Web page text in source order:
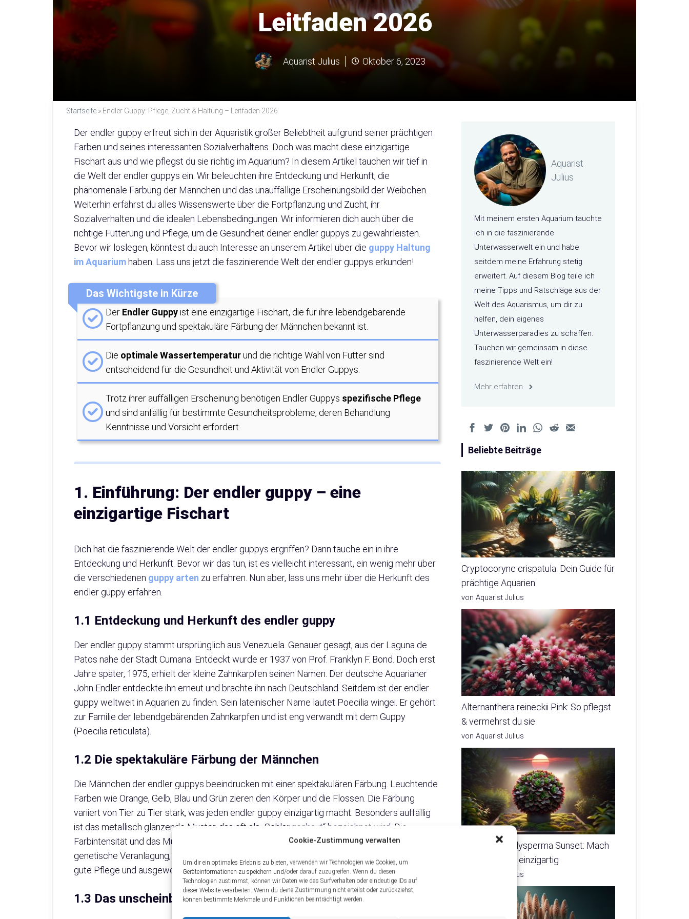
Cookie-Zustimmung verwalten
Um dir ein optimales Erlebnis zu bieten, verwenden wir Technologien wie Cookies, um
Geräteinformationen zu speichern und/oder darauf zuzugreifen. Wenn du diesen
Technologien zustimmst, können wir Daten wie das Surfverhalten oder eindeutige IDs auf
dieser Website verarbeiten. Wenn du deine Zustimmung nicht erteilst oder zurückziehst,
können bestimmte Merkmale und Funktionen beeinträchtigt werden.
Leitfaden 2026
Aquarist Julius Oktober 6, 2023
Startseite » Endler Guppy: Pflege, Zucht & Haltung – Leitfaden 2026
Der endler guppy erfreut sich in der Aquaristik großer Beliebtheit aufgrund seiner prächtigen
Farben und seines interessanten Sozialverhaltens. Doch was macht diese einzigartige
Fischart aus und wie pflegst du sie richtig im Aquarium? In diesem Artikel tauchen wir tief in
die Welt der endler guppys ein. Wir beleuchten ihre Entdeckung und Herkunft, die
phänomenale Färbung der Männchen und das unauffällige Erscheinungsbild der Weibchen.
Weiterhin erfährst du alles Wissenswerte über die Fortpflanzung und Zucht, ihr
Sozialverhalten und die idealen Lebensbedingungen. Wir informieren dich auch über die
richtige Fütterung und Pflege, um die Gesundheit deiner endler guppys zu gewährleisten.
Bevor wir loslegen, könntest du auch Interesse an unserem Artikel über die guppy Haltung
im Aquarium haben. Lass uns jetzt die faszinierende Welt der endler guppys erkunden!
Das Wichtigste in Kürze
Der Endler Guppyist eine einzigartige Fischart, die für ihre lebendgebärende
Fortpflanzung und spektakuläre Färbung der Männchen bekannt ist.
Die optimale Wassertemperaturund die richtige Wahl von Futter sind
entscheidend für die Gesundheit und Aktivität von Endler Guppys.
Trotz ihrer auffälligen Erscheinung benötigen Endler Guppys spezifische Pflege
und sind anfällig für bestimmte Gesundheitsprobleme, deren Behandlung
Kenntnisse und Vorsicht erfordert.
1. Einführung: Der endler guppy – eine
einzigartige Fischart
Dich hat die faszinierende Welt der endler guppys ergriffen? Dann tauche ein in ihre
Entdeckung und Herkunft. Bevor wir das tun, ist es vielleicht interessant, ein wenig mehr über
die verschiedenen guppy arten zu erfahren. Nun aber, lass uns mehr über die Herkunft des
endler guppy erfahren.
1.1 Entdeckung und Herkunft des endler guppy
Der endler guppy stammt ursprünglich aus Venezuela. Genauer gesagt, aus der Laguna de
Patos nahe der Stadt Cumana. Entdeckt wurde er 1937 von Prof. Franklyn F. Bond. Doch erst
Jahre später, 1975, erhielt der kleine Zahnkarpfen seinen Namen. Der deutsche Aquarianer
John Endler entdeckte ihn erneut und brachte ihn nach Deutschland. Seitdem ist der endler
guppy weltweit in Aquarien zu finden. Sein lateinischer Name lautet Poecilia wingei. Er gehört
zur Familie der lebendgebärenden Zahnkarpfen und ist eng verwandt mit dem Guppy
(Poecilia reticulata).
1.2 Die spektakuläre Färbung der Männchen
Die Männchen der endler guppys beeindrucken mit einer spektakulären Färbung. Leuchtende
Farben wie Orange, Gelb, Blau und Grün zieren den Körper und die Flossen. Die Färbung
variiert von Tier zu Tier stark, was jeden endler guppy einzigartig macht. Besonders auffällig
ist das metallisch glänzende Muster, das oft als „Schlangenhaut“ bezeichnet wird. Die
Farbintensität und das Muster hängen von verschiedenen Faktoren ab. Dazu gehören
genetische Veranlagung, Gesundheit, Ernährung und Umweltbedingungen. Beachte, dass eine
gute Pflege und ausgewogene Ernährung die Farbenpracht deines Fisches intensiviert.
1.3 Das unscheinbare endler guppy Weibchen
Aquarist
Julius
Mit meinem ersten Aquarium tauchte
ich in die faszinierende
Unterwasserwelt ein und habe
seitdem meine Erfahrung stetig
erweitert. Auf diesem Blog teile ich
meine Tipps und Ratschläge aus der
Welt des Aquarismus, um dir zu
helfen, dein eigenes
Unterwasserparadies zu schaffen.
Tauchen wir gemeinsam in diese
faszinierende Welt ein!
Mehr erfahren
Beliebte Beiträge
Cryptocoryne crispatula: Dein Guide für
prächtige Aquarien
von Aquarist Julius
Alternanthera reineckii Pink: So pflegst
& vermehrst du sie
von Aquarist Julius
Hygrophila polysperma Sunset: Mach
dein Aquarium einzigartig
von Aquarist Julius